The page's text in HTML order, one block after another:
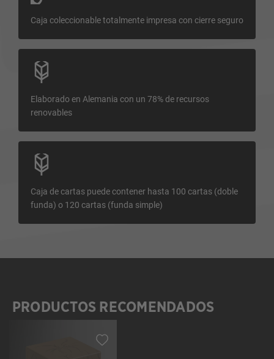
Caja coleccionable totalmente impresa con cierre seguro
Elaborado en Alemania con un 78% de recursos
renovables
Caja de cartas puede contener hasta 100 cartas (doble
funda) o 120 cartas (funda simple)
Omitir la galería de productos
PRODUCTOS RECOMENDADOS